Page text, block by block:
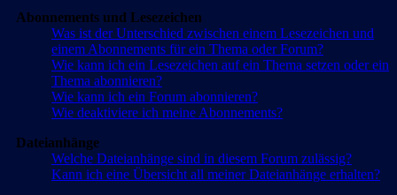
Abonnements und Lesezeichen
Was ist der Unterschied zwischen einem Lesezeichen und
einem Abonnements für ein Thema oder Forum?
Wie kann ich ein Lesezeichen auf ein Thema setzen oder ein
Thema abonnieren?
Wie kann ich ein Forum abonnieren?
Wie deaktiviere ich meine Abonnements?
Dateianhänge
Welche Dateianhänge sind in diesem Forum zulässig?
Kann ich eine Übersicht all meiner Dateianhänge erhalten?